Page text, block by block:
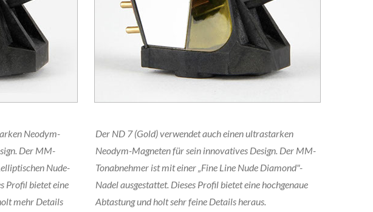
Neodym-
Der MM-
Nude-
Profil bietet eine
mehr Details
Der ND 7 (Gold) verwendet auch einen ultrastarken
Neodym-Magneten für sein innovatives Design. Der MM-
Tonabnehmer ist mit einer „Fine Line Nude Diamond"-
Nadel ausgestattet. Dieses Profil bietet eine hochgenaue
Abtastung und holt sehr feine Details heraus.